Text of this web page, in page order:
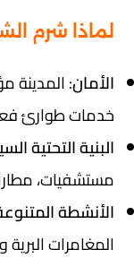
لماذا شرم
الأمان: المدينة
خدمات طوارئ
البنية التحتية
مستشفيات،
الأنشطة
المغامرات البرية